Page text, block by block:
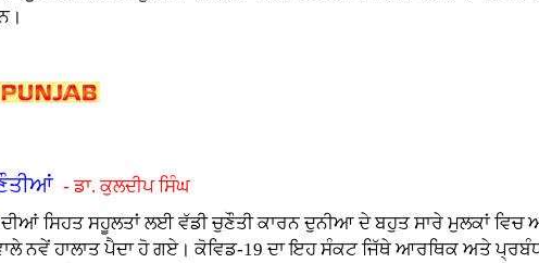
- ਡਾ. ਕੁਲਦੀਪ ਸਿੰਘ
ਸਿਹਤ ਸਹੂਲਤਾਂ ਲਈ ਵੱਡੀ ਚੁਣੌਤੀ ਕਾਰਨ ਦੁਨੀਆ ਦੇ ਬਹੁਤ ਸਾਰੇ ਮੁਲਕਾਂ
ਨਵੇਂ ਹਾਲਾਤ ਪੈਦਾ ਹੋ ਗਏ। ਕੋਵਿਡ-19 ਦਾ ਇਹ ਸੰਕਟ ਜਿੱਥੇ ਆਰਥਿਕ ਅਤੇ